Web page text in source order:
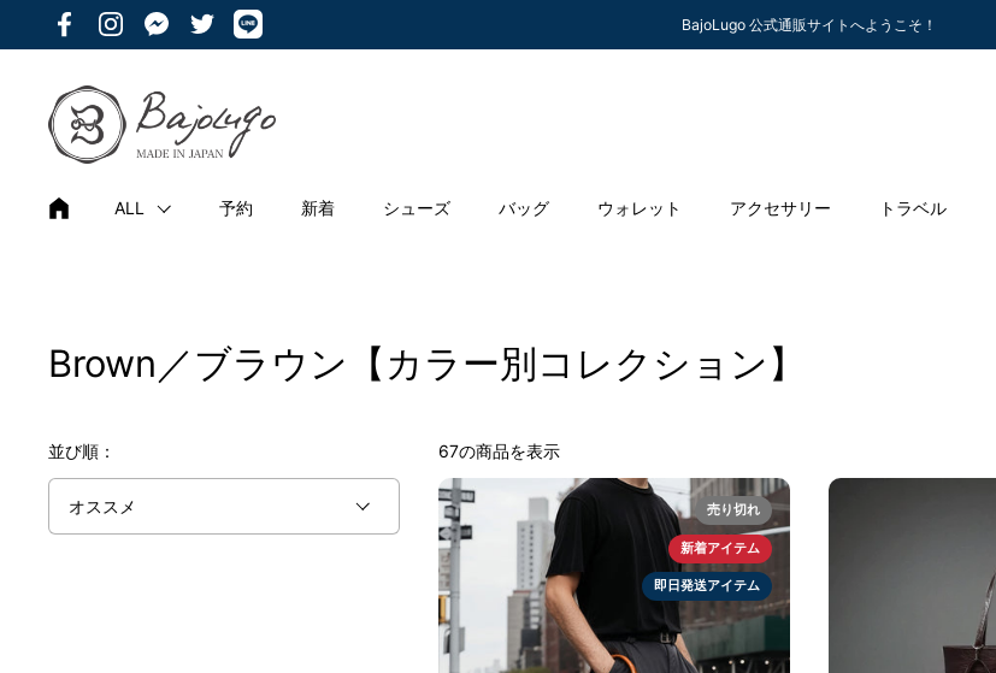
コンテンツへスキップ
FacebookInstagramMessenger
Twitter
BajoLugo 公式通販サイトへようこそ！
ALL 予約 新着 シューズ バッグ ウォレット アクセサリー トラベル
Brown／ブラウン【カラー別コレクション】
並び順： 67の商品を表示
売り切れ
新着アイテム
即日発送アイテム